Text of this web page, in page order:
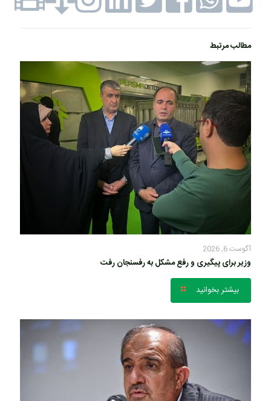
مطالب مرتبط
آگوست 6, 2026
وزیر برای پیگیری و رفع مشکل به رفسنجان رفت
بیشتر بخوانید